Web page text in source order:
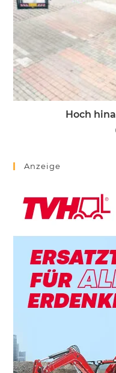
Hoch
Anzeige